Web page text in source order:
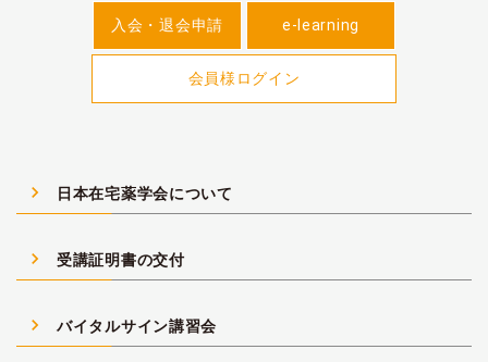
入会・退会申請 e-learning
会員様ログイン
navigate_next 日本在宅薬学会について
navigate_next 受講証明書の交付
navigate_next バイタルサイン講習会